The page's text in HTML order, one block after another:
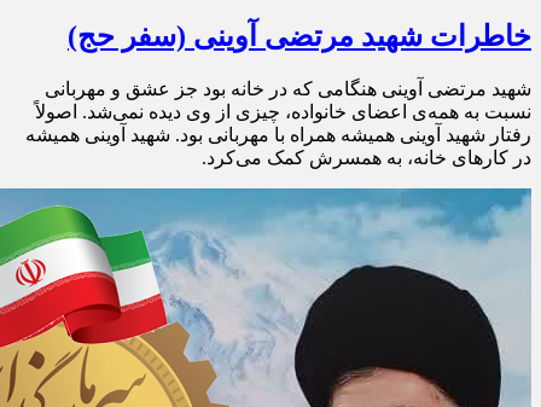
خاطرات شهید مرتضی آوینی (سفر حج)
شهید مرتضی آوینی هنگامی که در خانه بود جز عشق و مهربانی
نسبت به همه‌ی اعضای خانواده، چیزی از وی دیده نمی‌شد. اصولاً
رفتار شهید آوینی همیشه همراه با مهربانی بود. شهید آوینی همیشه
در کارهای خانه، به همسرش کمک می‌کرد.